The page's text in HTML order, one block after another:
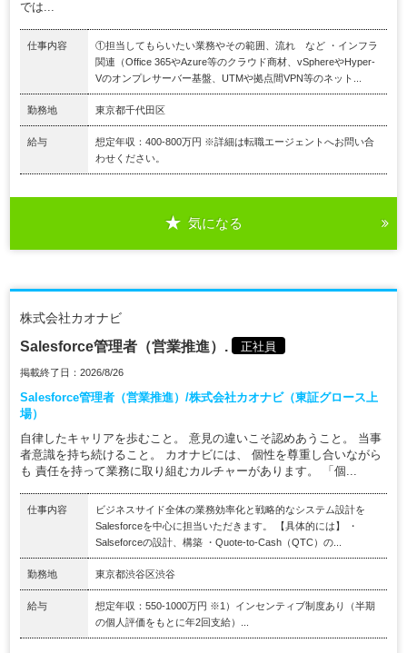
では...
仕事内容
①担当してもらいたい業務やその範囲、流れ など ・インフラ
関連（Office 365やAzure等のクラウド商材、vSphereやHyper-
Vのオンプレサーバー基盤、UTMや拠点間VPN等のネット...
勤務地 東京都千代田区
給与
想定年収：400-800万円 ※詳細は転職エージェントへお問い合
わせください。
気になる
株式会社カオナビ
Salesforce管理者（営業推進）. 正社員
掲載終了日：2026/8/26
Salesforce管理者（営業推進）/株式会社カオナビ（東証グロース上
場）
自律したキャリアを歩むこと。 意見の違いこそ認めあうこと。 当事
者意識を持ち続けること。 カオナビには、 個性を尊重し合いながら
も 責任を持って業務に取り組むカルチャーがあります。 「個...
仕事内容
ビジネスサイド全体の業務効率化と戦略的なシステム設計を
Salesforceを中心に担当いただきます。 【具体的には】 ・
Salseforceの設計、構築 ・Quote-to-Cash（QTC）の...
勤務地 東京都渋谷区渋谷
給与
想定年収：550-1000万円 ※1）インセンティブ制度あり（半期
の個人評価をもとに年2回支給）...